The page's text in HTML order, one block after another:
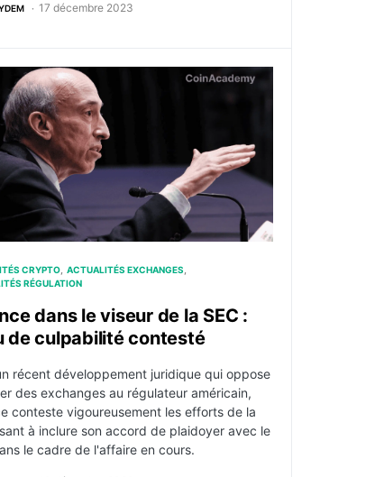
17 décembre 2023
dans le viseur de la SEC : aveu de culpabilité
CRYPTO ACTUALITÉS EXCHANGES
RÉGULATION
dans le viseur de la SEC :
de culpabilité contesté
récent développement juridique qui oppose
des exchanges au régulateur américain,
conteste vigoureusement les efforts de la
à inclure son accord de plaidoyer avec le
le cadre de l'affaire en cours.